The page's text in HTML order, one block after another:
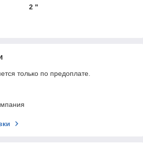
2 "
только по предоплате.